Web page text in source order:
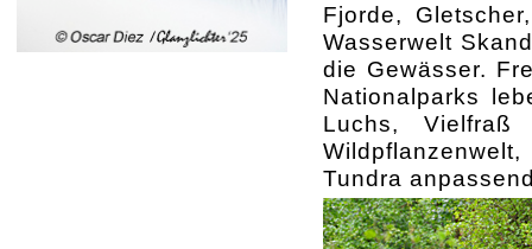
Fjorde,
Wasserwelt
die Gewässer.
Nationalparks
Luchs,
Tundra